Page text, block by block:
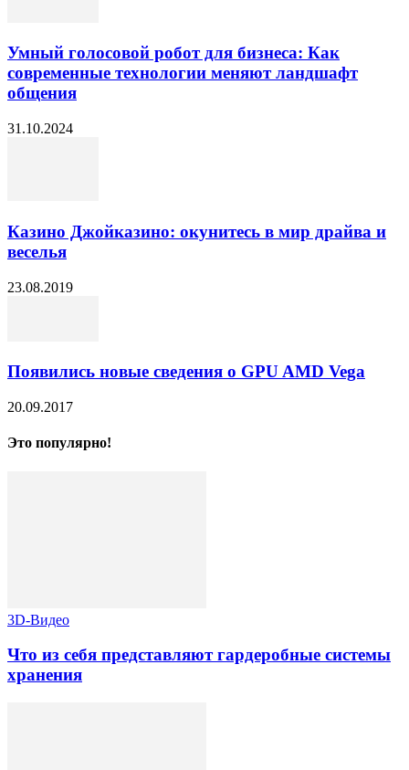
Умный голосовой робот для бизнеса: Как
современные технологии меняют ландшафт
общения
31.10.2024
Казино Джойказино: окунитесь в мир драйва и
веселья
23.08.2019
Появились новые сведения о GPU AMD Vega
20.09.2017
Это популярно!
3D-Видео
Что из себя представляют гардеробные системы
хранения